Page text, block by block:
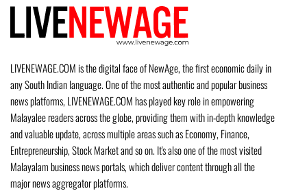
LIVENEWAGE.COM is the digital face of NewAge, the first economic daily in
any South Indian language. One of the most authentic and popular business
news platforms, LIVENEWAGE.COM has played key role in empowering
Malayalee readers across the globe, providing them with in-depth knowledge
and valuable update, across multiple areas such as Economy, Finance,
Entrepreneurship, Stock Market and so on. It's also one of the most visited
Malayalam business news portals, which deliver content through all the
major news aggregator platforms.